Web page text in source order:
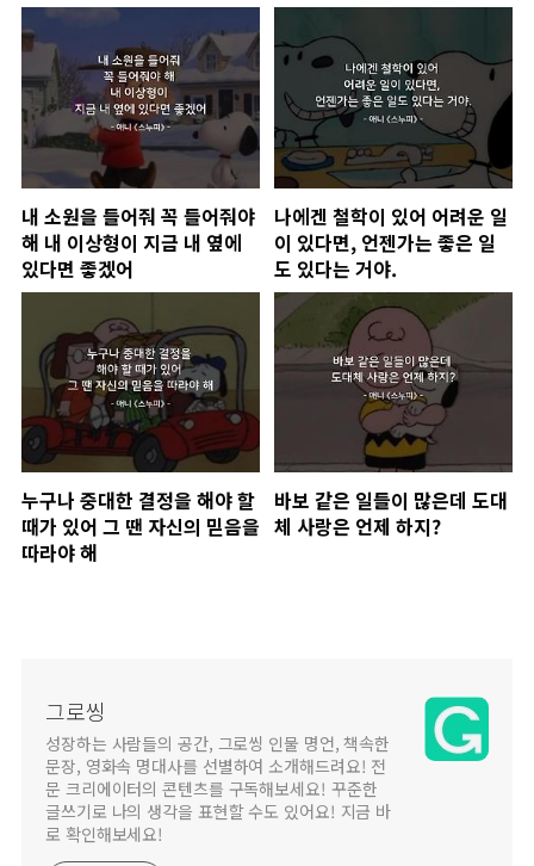
내 소원을 들어줘 꼭 들어줘야
해 내 이상형이 지금 내 옆에
있다면 좋겠어
나에겐 철학이 있어 어려운 일
이 있다면, 언젠가는 좋은 일
도 있다는 거야.
누구나 중대한 결정을 해야 할
때가 있어 그 땐 자신의 믿음을
따라야 해
바보 같은 일들이 많은데 도대
체 사랑은 언제 하지?
그로씽
성장하는 사람들의 공간, 그로씽 인물 명언, 책속한
문장, 영화속 명대사를 선별하여 소개해드려요! 전
문 크리에이터의 콘텐츠를 구독해보세요! 꾸준한
글쓰기로 나의 생각을 표현할 수도 있어요! 지금 바
로 확인해보세요!